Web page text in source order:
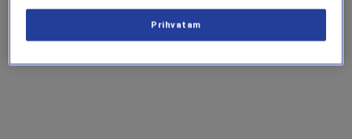
najdosadniji mjesec, sa samo jedan do dva sata
sunca dnevno, ovisno o lokaciji.
Prihvatam